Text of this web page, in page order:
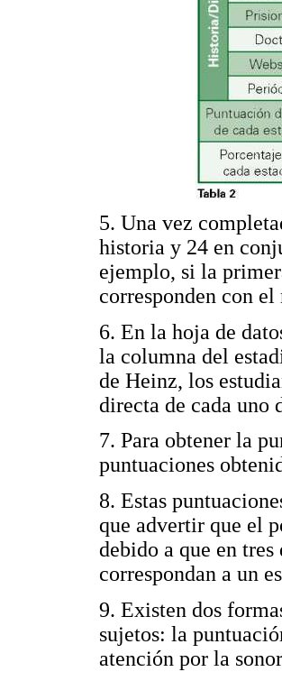
5. Una vez
historia y 24 en
ejemplo, si la
corresponden con
6. En la hoja de
la columna del
de Heinz, los
directa de cada uno
7. Para obtener la
puntuaciones
8. Estas
que advertir que el
debido a que en
correspondan a un
9. Existen dos
sujetos: la
atención por la